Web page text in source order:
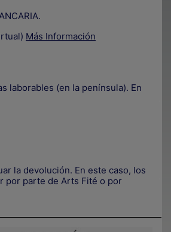
Más Información
laborables (en la península). En
la devolución. En este caso, los
por parte de Arts Fité o por